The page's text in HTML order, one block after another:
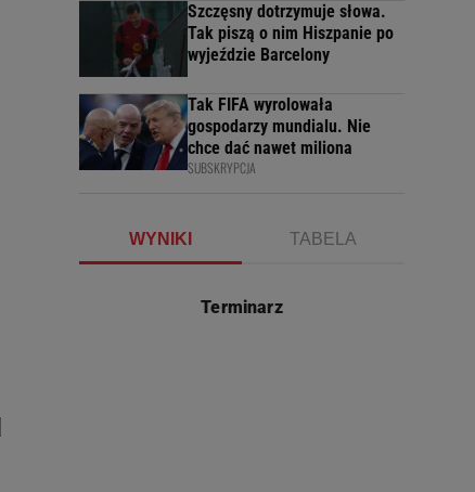
Szczęsny dotrzymuje słowa.
Tak piszą o nim Hiszpanie po
wyjeździe Barcelony
Tak FIFA wyrolowała
gospodarzy mundialu. Nie
chce dać nawet miliona
SUBSKRYPCJA
WYNIKI TABELA
Terminarz